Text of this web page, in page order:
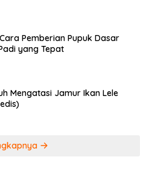
Pemberian Pupuk Dasar
yang Tepat
Mengatasi Jamur Ikan Lele